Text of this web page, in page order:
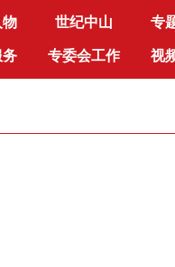
物 世纪中山 专
务 专委会工作 视